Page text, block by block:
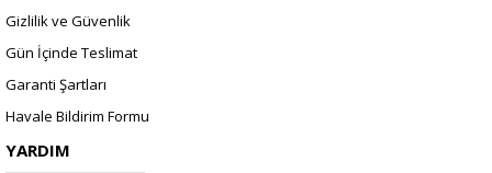
Gizlilik ve Güvenlik
Gün İçinde Teslimat
Garanti Şartları
Havale Bildirim Formu
YARDIM